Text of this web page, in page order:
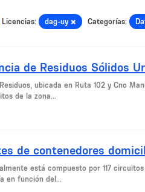
Licencias: dag-uy Categorías:
de Residuos Sólidos
ubicada en Ruta 102 y Cno
de la zona...
de contenedores
está compuesto por 117
en función del...